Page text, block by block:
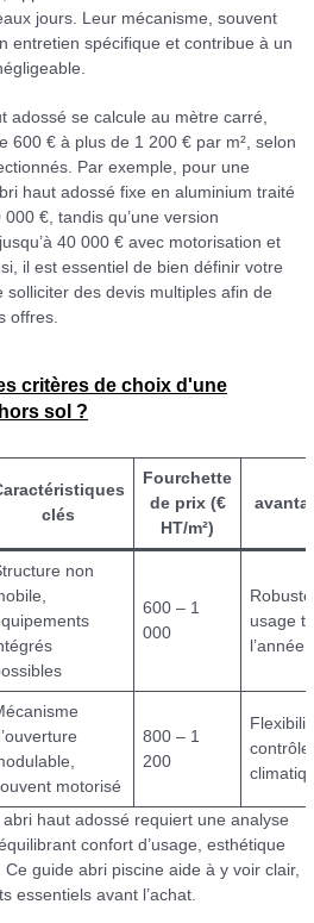
jours. Leur mécanisme, souvent
entretien spécifique et contribue à un
adossé se calcule au mètre carré,
600 € à plus de 1 200 € par m², selon
Par exemple, pour une
haut adossé fixe en aluminium traité
€, tandis qu’une version
40 000 € avec motorisation et
il est essentiel de bien définir votre
des devis multiples afin de
offres.
critères de choix d'une
sol ?
clés
Fourchette
de prix (€
HT/m²)
non
600 – 1
000
usage
l’année
motorisé
800 – 1
200
contrôle
haut adossé requiert une analyse
confort d’usage, esthétique
guide abri piscine aide à y voir clair,
essentiels avant l’achat.